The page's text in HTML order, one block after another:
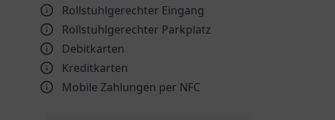
Rollstuhlgerechter Eingang
Rollstuhlgerechter Parkplatz
Debitkarten
Kreditkarten
Mobile Zahlungen per NFC